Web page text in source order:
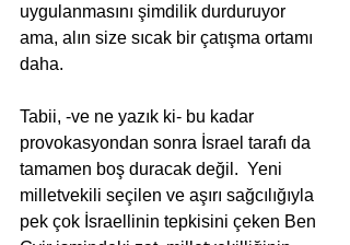
uygulanmasını şimdilik durduruyor
ama, alın size sıcak bir çatışma ortamı
daha.
Tabii, -ve ne yazık ki- bu kadar
provokasyondan sonra İsrael tarafı da
tamamen boş duracak değil.  Yeni
milletvekili seçilen ve aşırı sağcılığıyla
pek çok İsraellinin tepkisini çeken Ben